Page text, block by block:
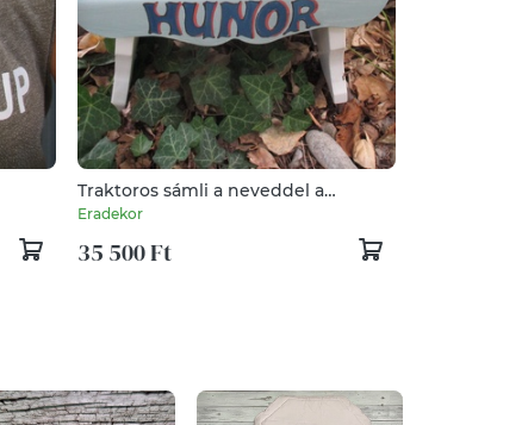
Traktoros sámli a neveddel a
keresztelődre
Eradekor
35 500 Ft